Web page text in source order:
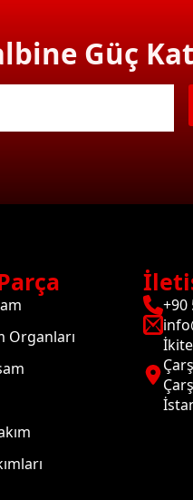
Güç
Organları
+90